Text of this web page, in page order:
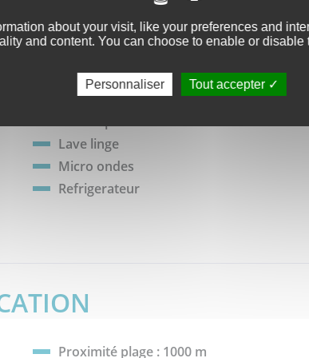
140x190 et d’une TV écran plat, avec accès au
lave-vaisselle, 2 plaques vitrocéramiques, four
Senseo
Lave linge
Micro ondes
Refrigerateur
Proximité plage : 1000 m
about your visit, like your preferences and
and content. You can choose to enable or disable
Tout accepter
Personnaliser